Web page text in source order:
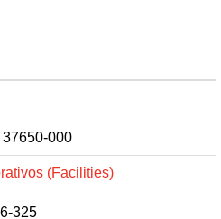
000
(Facilities)
325